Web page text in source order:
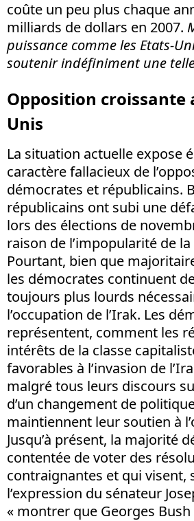
coûte un peu plus chaque
milliards de dollars en 2007.
puissance comme les Etats-
soutenir indéfiniment une
Opposition croissante
Unis
La situation actuelle expose
caractère fallacieux de
démocrates et républicains.
républicains ont subi une
lors des élections de
raison de l’impopularité de
Pourtant, bien que
les démocrates continuent
toujours plus lourds
l’occupation de l’Irak. Les
représentent, comment les
intérêts de la classe
favorables à l’invasion de
malgré tous leurs discours
d’un changement de
maintiennent leur soutien à
Jusqu’à présent, la majorité
contentée de voter des
contraignantes et qui visent,
l’expression du sénateur
« montrer que Georges Bush